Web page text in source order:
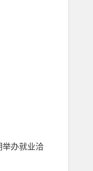
办就业洽